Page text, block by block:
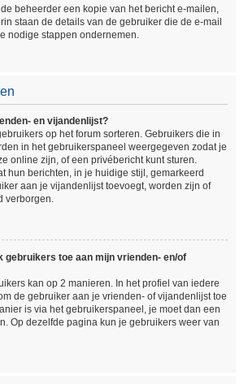
beheerder een kopie van het bericht e-mailen,
staan de details van de gebruiker die de e-mail
nodige stappen ondernemen.
en vijandenlijst?
op het forum sorteren. Gebruikers die in
in het gebruikerspaneel weergegeven zodat je
online zijn, of een privébericht kunt sturen.
hun berichten, in je huidige stijl, gemarkeerd
aan je vijandenlijst toevoegt, worden zijn of
verborgen.
gebruikers toe aan mijn vrienden- en/of
kan op 2 manieren. In het profiel van iedere
de gebruiker aan je vrienden- of vijandenlijst toe
is via het gebruikerspaneel, je moet dan een
Op dezelfde pagina kun je gebruikers weer van